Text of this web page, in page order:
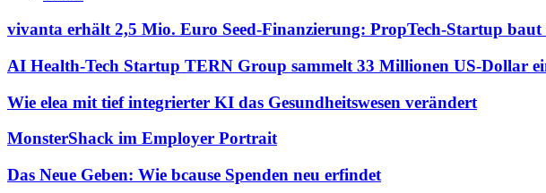
vivanta erhält 2,5 Mio. Euro Seed-Finanzierung: PropTech-Startup
AI Health-Tech Startup TERN Group sammelt 33 Millionen US-Dollar
Wie elea mit tief integrierter KI das Gesundheitswesen verändert
MonsterShack im Employer Portrait
Das Neue Geben: Wie bcause Spenden neu erfindet